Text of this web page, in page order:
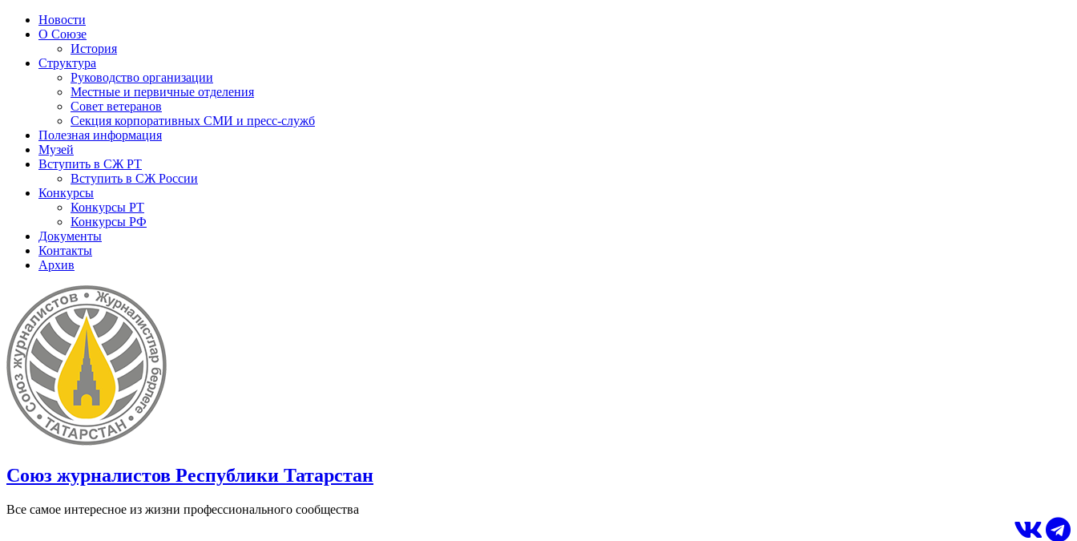
Новости
О Союзе
История
Структура
Руководство организации
Местные и первичные отделения
Совет ветеранов
Секция корпоративных СМИ и пресс-служб
Полезная информация
Музей
Вступить в СЖ РТ
Вступить в СЖ России
Конкурсы
Конкурсы РТ
Конкурсы РФ
Документы
Контакты
Архив
Союз журналистов Республики Татарстан
Все самое интересное из жизни профессионального сообщества